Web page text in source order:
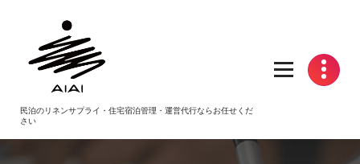
民泊のリネンサプライ・住宅宿泊管理・運営代行ならお任せくだ
さい